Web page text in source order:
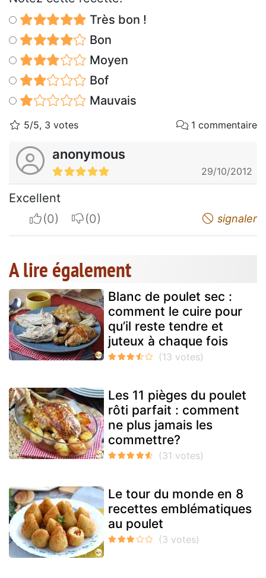
Très bon !
Bon
Moyen
Bof
Mauvais
5/5, 3 votes 1 commentaire
anonymous
29/10/2012
Excellent
I apreciateI do not appreciate signaler
A lire également
Blanc de poulet sec :
comment le cuire pour
qu’il reste tendre et
juteux à chaque fois
Les 11 pièges du poulet
rôti parfait : comment
ne plus jamais les
commettre?
Le tour du monde en 8
recettes emblématiques
au poulet